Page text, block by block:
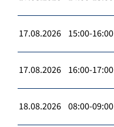
17.08.2026 15:00-16:00
17.08.2026 16:00-17:00
18.08.2026 08:00-09:00